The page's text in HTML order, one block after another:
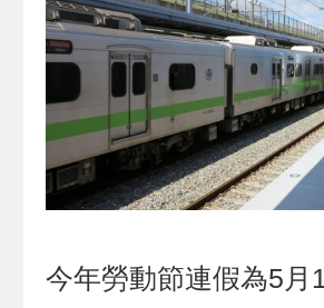
今年勞動節連假為5月